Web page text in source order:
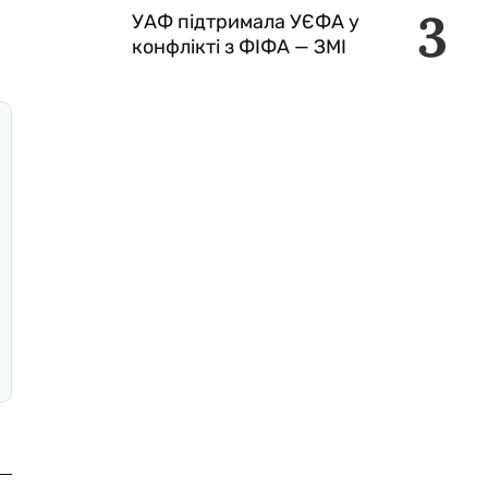
3
УАФ підтримала УЄФА у
конфлікті з ФІФА — ЗМІ